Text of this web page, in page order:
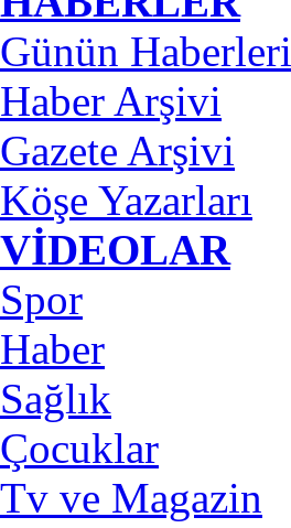
Günün Haberleri
Haber Arşivi
Gazete Arşivi
Köşe Yazarları
VİDEOLAR
Spor
Haber
Sağlık
Çocuklar
Tv ve Magazin